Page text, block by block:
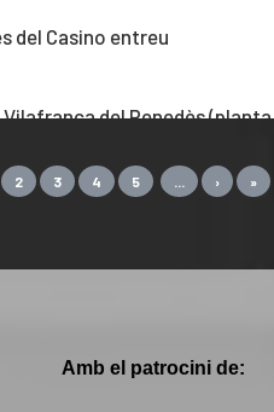
del Casino entreu
del Penedès (planta
2 3 4 5 › »
Amb el patrocini de: